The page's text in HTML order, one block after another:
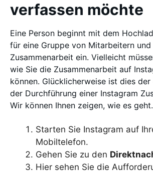
verfassen möchte
Eine Person beginnt mit dem
für eine Gruppe von Mitarbeitern
Zusammenarbeit ein. Vielleicht
wie Sie die Zusammenarbeit auf
können. Glücklicherweise ist dies
der Durchführung einer Instagram
Wir können Ihnen zeigen, wie es geht.
Starten Sie Instagram auf
Mobiltelefon.
Gehen Sie zu den
Hier sehen Sie die